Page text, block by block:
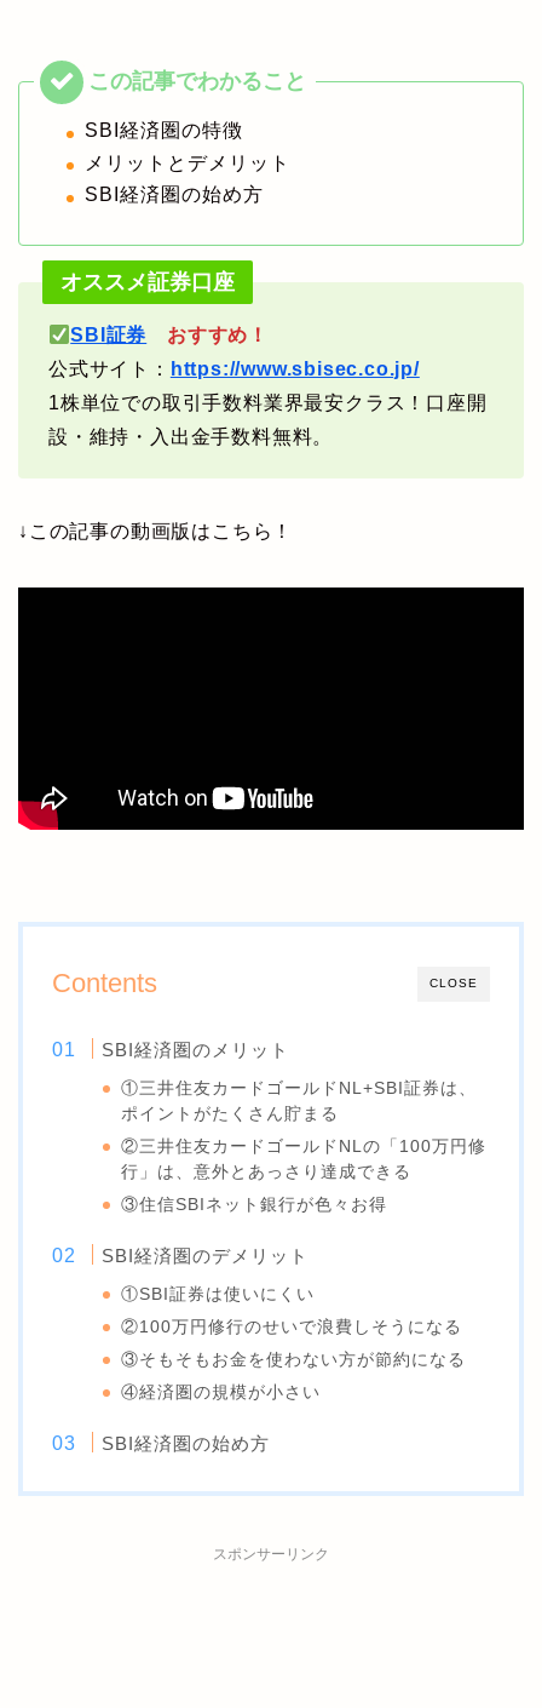
SBI経済圏の特徴
メリットとデメリット
SBI経済圏の始め方
オススメ証券口座
SBI証券
おすすめ！
公式サイト：
https://www.sbisec.co.jp/
1株単位での取引手数料業界最安クラス！口座開
設・維持・入出金手数料無料。
↓この記事の動画版はこちら！
CLOSE
Contents
SBI経済圏のメリット
①三井住友カードゴールドNL+SBI証券は、
ポイントがたくさん貯まる
②三井住友カードゴールドNLの「100万円修
行」は、意外とあっさり達成できる
③住信SBIネット銀行が色々お得
SBI経済圏のデメリット
①SBI証券は使いにくい
②100万円修行のせいで浪費しそうになる
③そもそもお金を使わない方が節約になる
④経済圏の規模が小さい
SBI経済圏の始め方
スポンサーリンク